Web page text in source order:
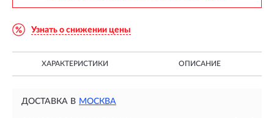
Узнать о снижении цены
ХАРАКТЕРИСТИКИ ОПИСАНИЕ
ДОСТАВКА В МОСКВА